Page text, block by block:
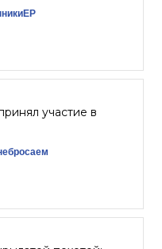
участие в